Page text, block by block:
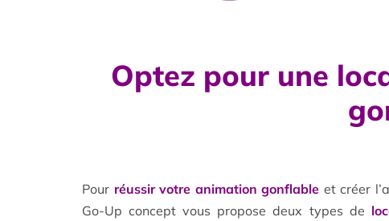
Optez pour une
Pour réussir votre animation gonflable et créer
Go-Up concept vous propose deux types de